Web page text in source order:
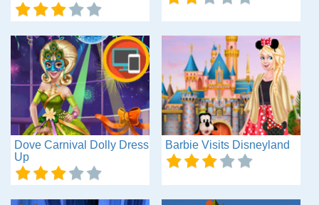
Dove Carnival Dolly Dress
Up
Barbie Visits Disneyland